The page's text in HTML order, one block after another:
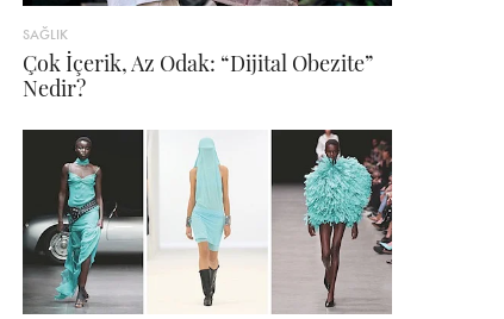
SAĞLIK
Çok İçerik, Az Odak: “Dijital Obezite”
Nedir?